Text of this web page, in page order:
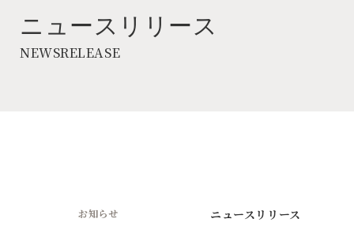
ニュースリリース
NEWSRELEASE
お知らせ ニュースリリース